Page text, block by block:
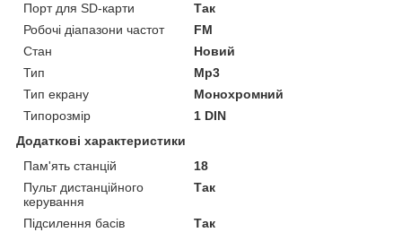
Порт для SD-карти
Так
Робочі діапазони частот
FM
Стан
Новий
Тип
Mp3
Тип екрану
Монохромний
Типорозмір
1 DIN
Додаткові характеристики
Пам'ять станцій
18
Пульт дистанційного
керування
Так
Підсилення басів Так